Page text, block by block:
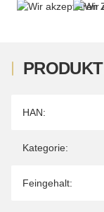
Produkteigenschaft
Wert
HAN:
Kategorie:
Feingehalt: